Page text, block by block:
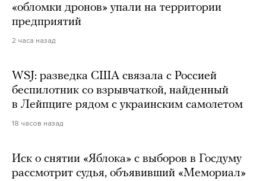
«обломки дронов» упали на территории
предприятий
2 часа назад
WSJ: разведка США связала с Россией
беспилотник со взрывчаткой, найденный
в Лейпциге рядом с украинским самолетом
18 часов назад
Иск о снятии «Яблока» с выборов в Госдуму
рассмотрит судья, объявивший «Мемориал»